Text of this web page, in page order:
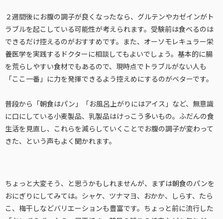
２週間後にお腹の調子が良くなったなら、グルテンやカゼインがト
ラブルを起こしている可能性が考えられます。受験前は食べるのは
できるだけ控えるのがおすすめです。また、オーソモレキュラー栄
養医学を実践するドクターに相談してもよいでしょう。基本的に腸
を荒らしやすい食材でもあるので、現時点でトラブルがない人も
「ここ一番」に力を発揮できるよう控えめにするのがベターです。
普段から「朝食はパン」「お風呂上がりにはアイス」など、無意識
に口にしている小麦製品、乳製品はけっこう多いもの。ふだんの食
生活を見直し、これらを減らしていくことでお腹の調子が変わって
きた、という声もよく聞かれます。
ちょっと大変そう、と思うかもしれませんが、まずは朝食のパンを
おにぎりにしてみては。シャケ、ツナマヨ、おかか、しらす、たら
こ、梅干しなどバリエーションも豊富です。ちょっと前に流行した